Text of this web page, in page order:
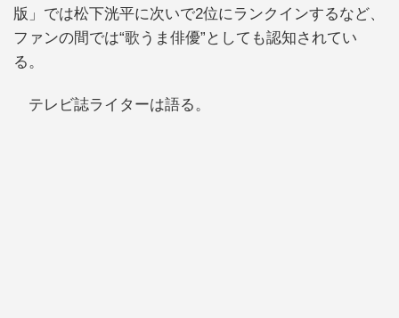
版」では松下洸平に次いで2位にランクインするなど、
ファンの間では“歌うま俳優”としても認知されてい
る。
テレビ誌ライターは語る。